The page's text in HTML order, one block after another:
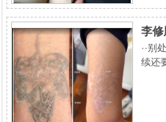
李修
的
··别
续还